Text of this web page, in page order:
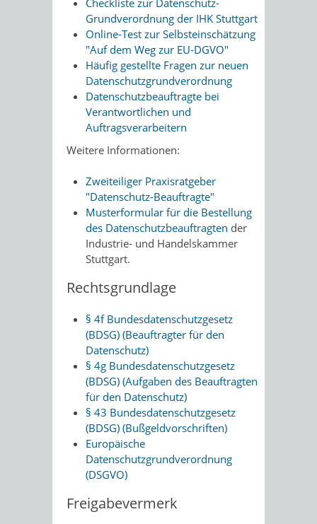
Grundverordnung der IHK Stuttgart
Online-Test zur Selbsteinschätzung
"Auf dem Weg zur EU-DGVO"
Häufig gestellte Fragen zur neuen
Datenschutzgrundverordnung
Datenschutzbeauftragte bei
Verantwortlichen und
Auftragsverarbeitern
Weitere Informationen:
Zweiteiliger Praxisratgeber
"Datenschutz-Beauftragte"
Musterformular für die Bestellung
des Datenschutzbeauftragten der
Industrie- und Handelskammer
Stuttgart.
Rechtsgrundlage
§ 4f Bundesdatenschutzgesetz
(BDSG) (Beauftragter für den
Datenschutz)
§ 4g Bundesdatenschutzgesetz
(BDSG) (Aufgaben des Beauftragten
für den Datenschutz)
§ 43 Bundesdatenschutzgesetz
(BDSG) (Bußgeldvorschriften)
Europäische
Datenschutzgrundverordnung
(DSGVO)
Freigabevermerk